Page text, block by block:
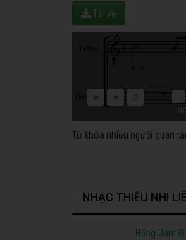
Tải về
Từ khóa nhiều người quan
NHẠC THIẾU NHI
Hổng Dám